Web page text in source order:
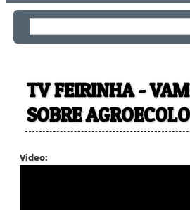
Formulário de busca
TV FEIRINHA -
SOBRE
Video: